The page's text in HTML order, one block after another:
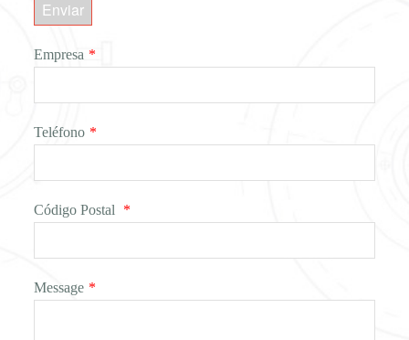
Enviar
Empresa *
Teléfono *
Código Postal *
Message *